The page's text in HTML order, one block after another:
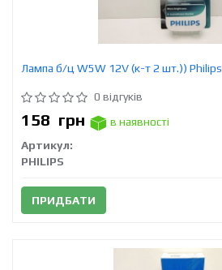
Лампа б/ц W5W 12V (к-т 2 шт.)) Philips
0 відгуків
158 грн
в наявності
Артикул:
PHILIPS
ПРИДБАТИ